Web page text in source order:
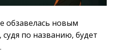
обзавелась новым
по названию, будет